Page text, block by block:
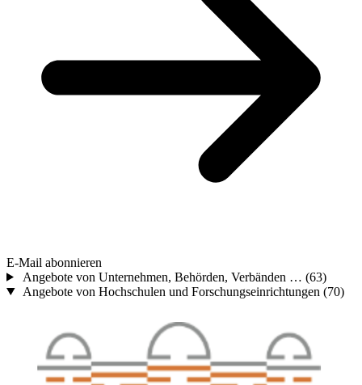
E-Mail abonnieren
Angebote von Unternehmen, Behörden, Verbänden … (63)
Angebote von Hochschulen und Forschungseinrichtungen (70)